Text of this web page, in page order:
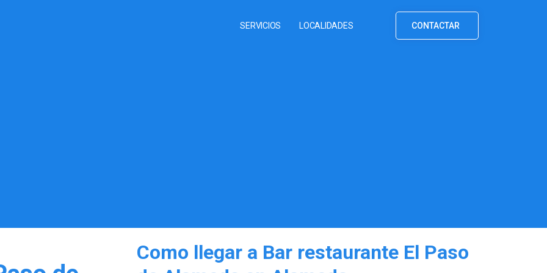
SERVICIOS LOCALIDADES CONTACTAR
Como llegar a Bar restaurante El Paso